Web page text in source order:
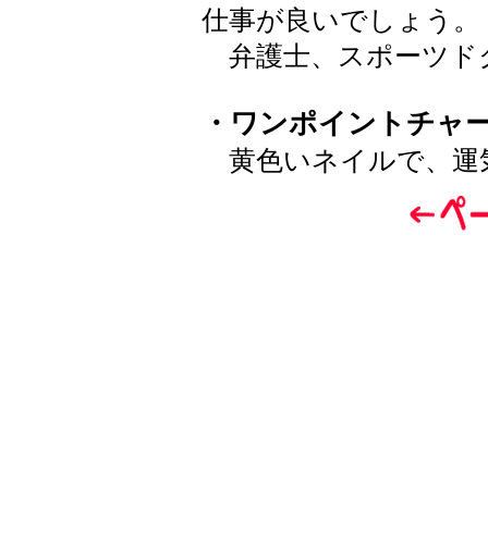
仕事が良いでしょう。
弁護士、スポーツド
・ワンポイントチャ
黄色いネイルで、運